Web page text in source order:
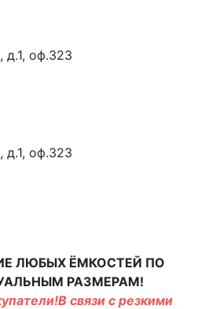
д.1, оф.323
д.1, оф.323
ЛЮБЫХ ЁМКОСТЕЙ ПО
РАЗМЕРАМ!
связи с резкими